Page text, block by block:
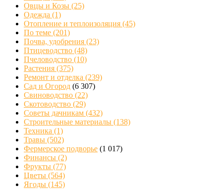
Овцы и Козы (25)
Одежда (1)
Отопление и теплоизоляция (45)
По теме (201)
Почва, удобрения (23)
Птицеводство (48)
Пчеловодство (10)
Растения (375)
Ремонт и отделка (239)
Сад и Огород (6 307)
Свиноводство (22)
Скотоводство (29)
Советы дачникам (432)
Строительные материалы (138)
Техника (1)
Травы (502)
Фермерское подворье (1 017)
Финансы (2)
Фрукты (77)
Цветы (564)
Ягоды (145)